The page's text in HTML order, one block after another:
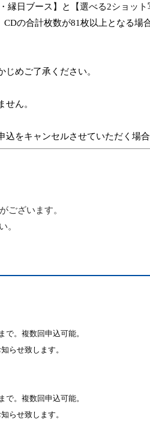
・縁日ブース 】 と 【選べる2ショット
CDの合計枚数が81枚以上となる場
めご了承ください。
ん。
をキャンセルさせていただく場合
ございます。
。
で。複数回申込可能。
らせ致します。
で。複数回申込可能。
らせ致します。